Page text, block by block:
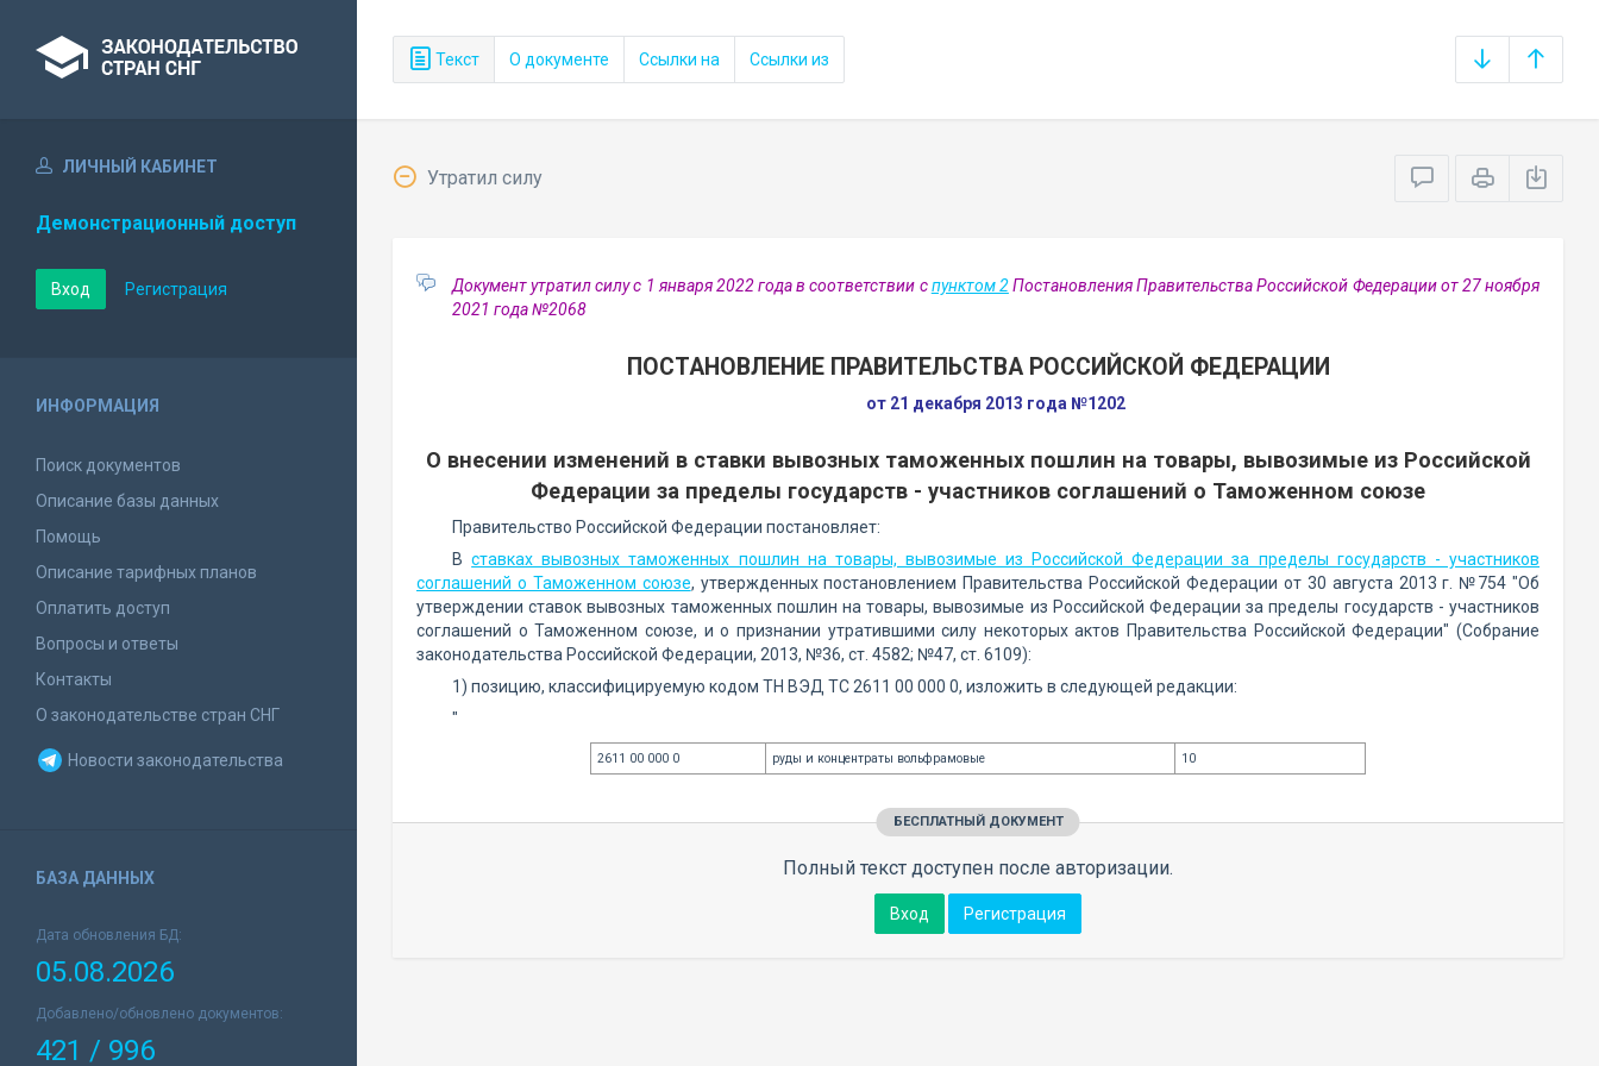
Текст О документе Ссылки на Ссылки из
ЛИЧНЫЙ КАБИНЕТ
Демонстрационный доступ
Вход Регистрация
ИНФОРМАЦИЯ
Поиск документов
Описание базы данных
Помощь
Описание тарифных планов
Оплатить доступ
Вопросы и ответы
Контакты
О законодательстве стран СНГ
Новости законодательства
БАЗА ДАННЫХ
Дата обновления БД:
05.08.2026
Добавлено/обновлено документов:
421 / 996
Утратил силу
Документ утратил силу с 1 января 2022 года в соответствии спунктом 2Постановления Правительства Российской Федерации от 27 ноября
2021 года №2068
ПОСТАНОВЛЕНИЕ ПРАВИТЕЛЬСТВА РОССИЙСКОЙ ФЕДЕРАЦИИ
от 21 декабря 2013 года №1202
О внесении изменений в ставки вывозных таможенных пошлин на товары, вывозимые из Российской
Федерации за пределы государств - участников соглашений о Таможенном союзе
Правительство Российской Федерации постановляет:
Вставках вывозных таможенных пошлин на товары, вывозимые из Российской Федерации за пределы государств - участников
соглашений о Таможенном союзе, утвержденных постановлением Правительства Российской Федерации от 30 августа 2013 г. №754 "Об
утверждении ставок вывозных таможенных пошлин на товары, вывозимые из Российской Федерации за пределы государств - участников
соглашений о Таможенном союзе, и о признании утратившими силу некоторых актов Правительства Российской Федерации" (Собрание
законодательства Российской Федерации, 2013, №36, ст. 4582; №47, ст. 6109):
1) позицию, классифицируемую кодом ТН ВЭД ТС 2611 00 000 0, изложить в следующей редакции:
"
2611 00 000 0 руды и концентраты вольфрамовые 10
БЕСПЛАТНЫЙ ДОКУМЕНТ
Полный текст доступен после авторизации.
Вход Регистрация